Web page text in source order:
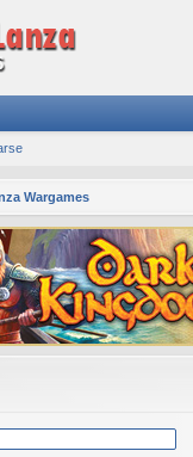
Wargames